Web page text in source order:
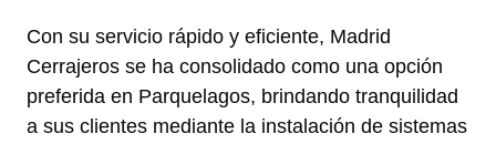
Con su servicio rápido y eficiente, Madrid
Cerrajeros se ha consolidado como una opción
preferida en Parquelagos, brindando tranquilidad
a sus clientes mediante la instalación de sistemas